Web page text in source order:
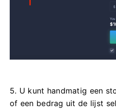
5. U kunt handmatig een
of een bedrag uit de lijst